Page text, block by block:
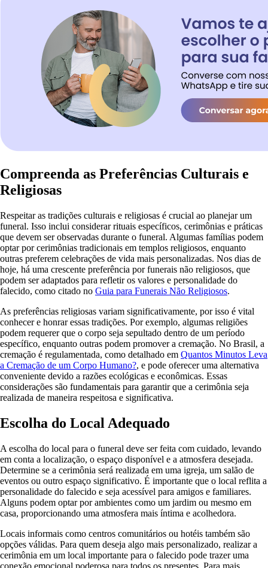
Compreenda as Preferências Culturais e
Religiosas
Respeitar as tradições culturais e religiosas é crucial ao planejar um
funeral. Isso inclui considerar rituais específicos, cerimônias e práticas
que devem ser observadas durante o funeral. Algumas famílias podem
optar por cerimônias tradicionais em templos religiosos, enquanto
outras preferem celebrações de vida mais personalizadas. Nos dias de
hoje, há uma crescente preferência por funerais não religiosos, que
podem ser adaptados para refletir os valores e personalidade do
falecido, como citado no Guia para Funerais Não Religiosos.
As preferências religiosas variam significativamente, por isso é vital
conhecer e honrar essas tradições. Por exemplo, algumas religiões
podem requerer que o corpo seja sepultado dentro de um período
específico, enquanto outras podem promover a cremação. No Brasil, a
cremação é regulamentada, como detalhado em Quantos Minutos Leva
a Cremação de um Corpo Humano?, e pode oferecer uma alternativa
conveniente devido a razões ecológicas e econômicas. Essas
considerações são fundamentais para garantir que a cerimônia seja
realizada de maneira respeitosa e significativa.
Escolha do Local Adequado
A escolha do local para o funeral deve ser feita com cuidado, levando
em conta a localização, o espaço disponível e a atmosfera desejada.
Determine se a cerimônia será realizada em uma igreja, um salão de
eventos ou outro espaço significativo. É importante que o local reflita a
personalidade do falecido e seja acessível para amigos e familiares.
Alguns podem optar por ambientes como um jardim ou mesmo em
casa, proporcionando uma atmosfera mais íntima e acolhedora.
Locais informais como centros comunitários ou hotéis também são
opções válidas. Para quem deseja algo mais personalizado, realizar a
cerimônia em um local importante para o falecido pode trazer uma
conexão emocional poderosa para todos os presentes. Para mais